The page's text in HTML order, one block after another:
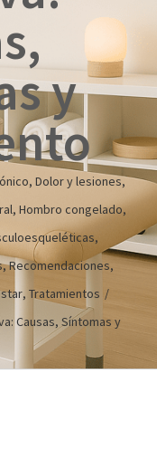
y
, Dolor y lesiones,
, Hombro congelado,
,
,Recomendaciones,
, Tratamientos /
Causas, Síntomas y